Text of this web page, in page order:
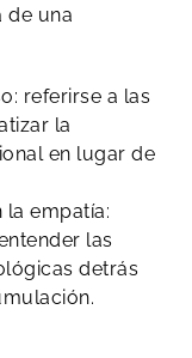
de una
referirse a las
la
en lugar de
la empatía:
las
detrás